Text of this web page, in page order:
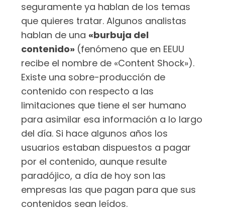
seguramente ya hablan de los temas
que quieres tratar. Algunos analistas
hablan de una «burbuja del
contenido» (fenómeno que en EEUU
recibe el nombre de «Content Shock»).
Existe una sobre-producción de
contenido con respecto a las
limitaciones que tiene el ser humano
para asimilar esa información a lo largo
del día. Si hace algunos años los
usuarios estaban dispuestos a pagar
por el contenido, aunque resulte
paradójico, a día de hoy son las
empresas las que pagan para que sus
contenidos sean leídos.